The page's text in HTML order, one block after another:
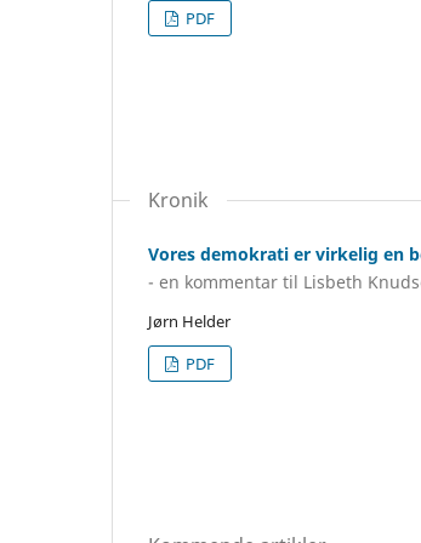
PDF
Kronik
Vores demokrati er virkelig en
- en kommentar til Lisbeth
Jørn Helder
PDF